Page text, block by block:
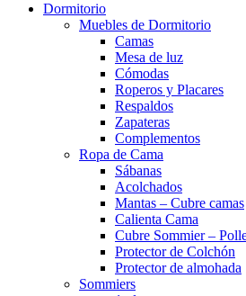
Dormitorio
Muebles de Dormitorio
Camas
Mesa de luz
Cómodas
Roperos y Placares
Respaldos
Zapateras
Complementos
Ropa de Cama
Sábanas
Acolchados
Mantas – Cubre camas
Calienta Cama
Cubre Sommier –
Protector de Colchón
Protector de almohada
Sommiers